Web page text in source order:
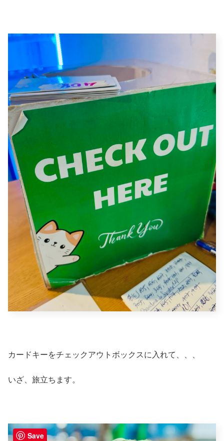
カードキーをチェックアウトボックスに入れて、、、
いざ、旅立ちます。
Save